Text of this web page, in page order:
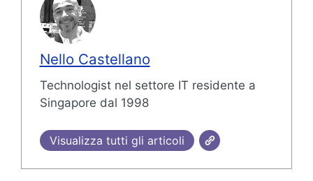
Nello Castellano
Technologist nel settore IT residente a
Singapore dal 1998
Visualizza tutti gli articoli